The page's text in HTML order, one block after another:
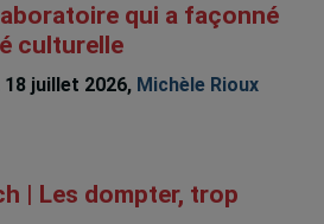
qui a façonné
culturelle
juillet 2026, Michèle Rioux
| Les dompter, trop